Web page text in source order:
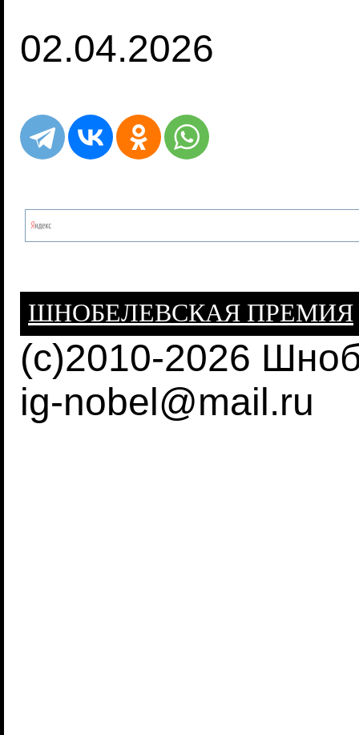
02.04.2026
ШНОБЕЛЕВСКАЯ ПРЕМИЯ
(c)2010-2026
ig-nobel@mail.ru